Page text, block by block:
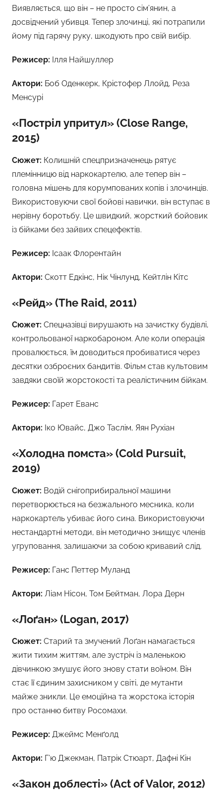
Виявляється, що він – не просто сім’янин, а
досвідчений убивця. Тепер злочинці, які потрапили
йому під гарячу руку, шкодують про свій вибір.
Режисер: Ілля Найшуллер
Актори: Боб Оденкерк, Крістофер Ллойд, Реза
Менсурі
«Постріл упритул» (Close Range,
2015)
Сюжет: Колишній спецпризначенець рятує
племінницю від наркокартелю, але тепер він –
головна мішень для корумпованих копів і злочинців.
Використовуючи свої бойові навички, він вступає в
нерівну боротьбу. Це швидкий, жорсткий бойовик
із бійками без зайвих спецефектів.
Режисер: Ісаак Флорентайн
Актори: Скотт Едкінс, Нік Чінлунд, Кейтлін Кітс
«Рейд» (The Raid, 2011)
Сюжет: Спецназівці вирушають на зачистку будівлі,
контрольованої наркобароном. Але коли операція
провалюється, їм доводиться пробиватися через
десятки озброєних бандитів. Фільм став культовим
завдяки своїй жорстокості та реалістичним бійкам.
Режисер: Гарет Еванс
Актори: Іко Ювайс, Джо Таслім, Яян Рухіан
«Холодна помста» (Cold Pursuit,
2019)
Сюжет: Водій снігоприбиральної машини
перетворюється на безжального месника, коли
наркокартель убиває його сина. Використовуючи
нестандартні методи, він методично знищує членів
угруповання, залишаючи за собою кривавий слід.
Режисер: Ганс Петтер Муланд
Актори: Ліам Нісон, Том Бейтман, Лора Дерн
«Лоґан» (Logan, 2017)
Сюжет: Старий та змучений Лоґан намагається
жити тихим життям, але зустріч із маленькою
дівчинкою змушує його знову стати воїном. Він
стає її єдиним захисником у світі, де мутанти
майже зникли. Це емоційна та жорстока історія
про останню битву Росомахи.
Режисер: Джеймс Менґолд
Актори: Г’ю Джекман, Патрік Стюарт, Дафні Кін
«Закон доблесті» (Act of Valor, 2012)